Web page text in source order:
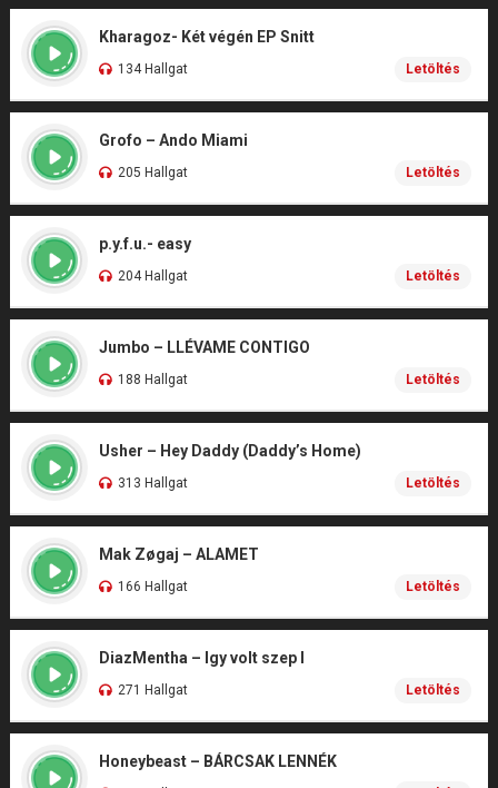
Kharagoz- Két végén EP Snitt
134 Hallgat Letöltés
Grofo – Ando Miami
205 Hallgat Letöltés
p.y.f.u.- easy
204 Hallgat Letöltés
Jumbo – LLÉVAME CONTIGO
188 Hallgat Letöltés
Usher – Hey Daddy (Daddy’s Home)
313 Hallgat Letöltés
Mak Zøgaj – ALAMET
166 Hallgat Letöltés
DiazMentha – Igy volt szep I
271 Hallgat Letöltés
Honeybeast – BÁRCSAK LENNÉK